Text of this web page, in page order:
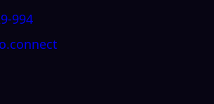
994